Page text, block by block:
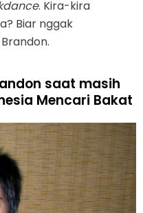
. Kira-kira
Biar nggak
saat masih
Mencari Bakat